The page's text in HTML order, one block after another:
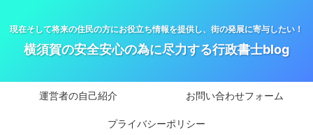
現在そして将来の住民の方にお役立ち情報を提供し、街の発展に寄与したい！
横須賀の安全安心の為に尽力する行政書士blog
運営者の自己紹介 お問い合わせフォーム
プライバシーポリシー